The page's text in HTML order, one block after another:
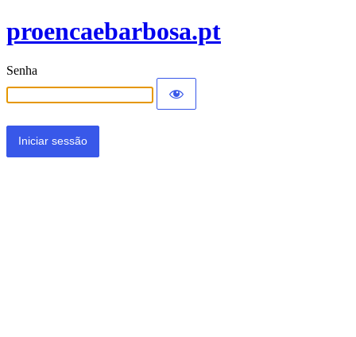
proencaebarbosa.pt
Senha